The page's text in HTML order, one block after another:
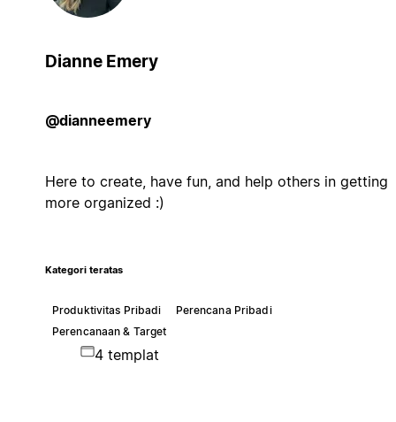
Dianne Emery
@dianneemery
Here to create, have fun, and help others in getting
more organized :)
Kategori teratas
Produktivitas Pribadi
Perencana Pribadi
Perencanaan & Target
4 templat